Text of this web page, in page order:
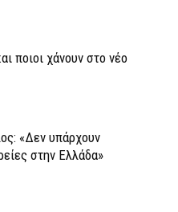
ποιοι χάνουν στο νέο
«Δεν υπάρχουν
στην Ελλάδα»